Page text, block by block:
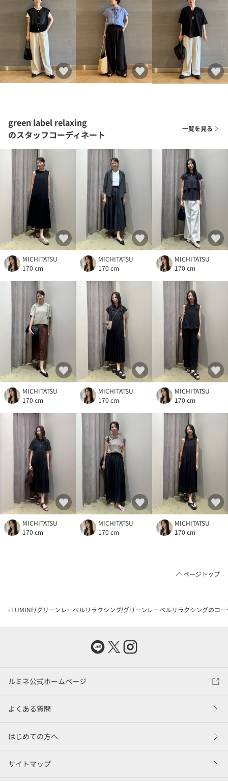
green label relaxing
のスタッフコーディネート
一覧を見る
MICHITATSU
170 cm
MICHITATSU
170 cm
MICHITATSU
170 cm
MICHITATSU
170 cm
MICHITATSU
170 cm
MICHITATSU
170 cm
MICHITATSU
170 cm
MICHITATSU
170 cm
MICHITATSU
170 cm
ページトップ
i LUMINE グリーンレーベルリラクシング グリーンレーベルリラクシングのコ
ルミネ公式ホームページ
よくある質問
はじめての方へ
サイトマップ